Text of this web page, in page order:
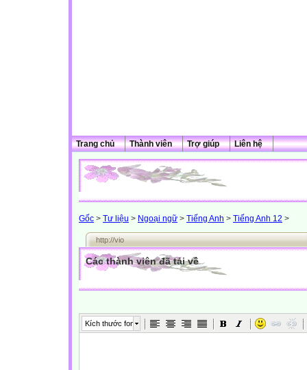
Trang chủ Thành viên Trợ giúp Liên hệ
Gốc > Tư liệu > Ngoại ngữ > Tiếng Anh > Tiếng Anh 12 >
http://vio
Các thành viên đã tải về
Kích thước font